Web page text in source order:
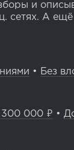
и
сетях. А ещё
• Без
000 ₽ •